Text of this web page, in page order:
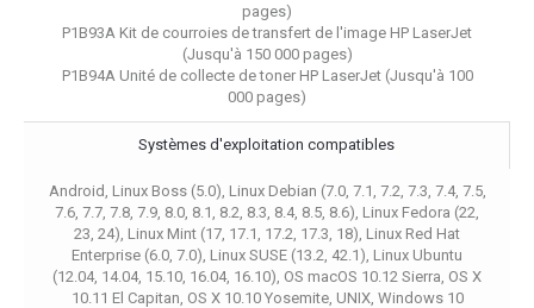
pages)
P1B93A Kit de courroies de transfert de l'image HP LaserJet
(Jusqu'à 150 000 pages)
P1B94A Unité de collecte de toner HP LaserJet (Jusqu'à 100
000 pages)
Systèmes d'exploitation compatibles
Android, Linux Boss (5.0), Linux Debian (7.0, 7.1, 7.2, 7.3, 7.4, 7.5,
7.6, 7.7, 7.8, 7.9, 8.0, 8.1, 8.2, 8.3, 8.4, 8.5, 8.6), Linux Fedora (22,
23, 24), Linux Mint (17, 17.1, 17.2, 17.3, 18), Linux Red Hat
Enterprise (6.0, 7.0), Linux SUSE (13.2, 42.1), Linux Ubuntu
(12.04, 14.04, 15.10, 16.04, 16.10), OS macOS 10.12 Sierra, OS X
10.11 El Capitan, OS X 10.10 Yosemite, UNIX, Windows 10